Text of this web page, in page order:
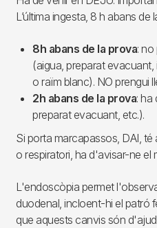
L’última ingesta, 8 h abans
8h abans de la prova:
(aigua, preparat
o raïm blanc). NO prengui
2h abans de la prova: ha
preparat evacuant, etc.).
Si porta marcapassos, DAI, té
o respiratori, ha d'avisar-ne el
L'endoscòpia permet
duodenal, incloent-hi el patró
que aquests canvis són